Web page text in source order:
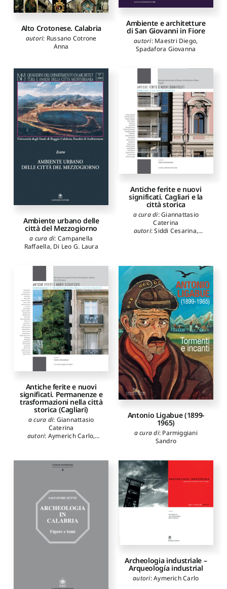
Alto Crotonese. Calabria
autori: Russano Cotrone
Anna
Ambiente e architetture
di San Giovanni in Fiore
autori: Maestri Diego,
Spadafora Giovanna
Ambiente urbano delle
città del Mezzogiorno
a cura di: Campanella
Raffaella, Di Leo G. Laura
Antiche ferite e nuovi
significati. Cagliari e la
città storica
a cura di:Giannattasio
Caterina
autori:Siddi Cesarina,
Gaetano
Giannattasio
Caterina,Sanjust Paolo,
D'Orta Luigi, Rondinella
Luigi,Bartolomucci Carla,
Cadinu Marco,Mocci Silvia,
Tiragallo Antonio
Schirru
Marcello,Margaritella
Paolo,Montinari Stefano,
Cadeddu Barbara,Mucelli
Sara
Antiche ferite e nuovi
significati. Permanenze e
trasformazioni nella città
storica (Cagliari)
a cura di: Giannattasio
Caterina
autori: Aymerich Carlo,
Stefano,Scarpellini Paolo,
Sanna Antonello,
Saverio,D'Aprile Marina
Montinari Stefano, Fiorani
Donatella,Siddi Cesarina
Serafini Lucia,Fiengo
Giuseppe,Kirova Tatiana K.
Cadinu Marco,
Abis
Emanuela,Giannattasio
Varagnoli Claudio
Antonio Ligabue (1899-
1965)
a cura di: Parmiggiani
Sandro
Archeologia industriale –
Arqueología industrial
autori:Aymerich Carlo